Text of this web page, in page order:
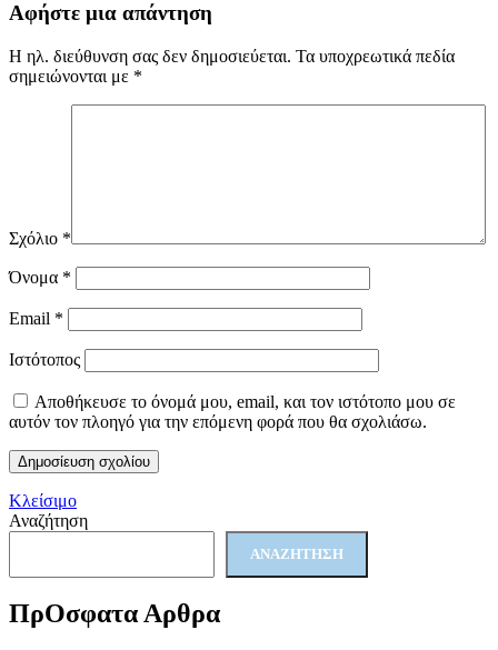
Αφήστε μια απάντηση
Η ηλ. διεύθυνση σας δεν δημοσιεύεται. Τα υποχρεωτικά πεδία
σημειώνονται με *
Σχόλιο *
Όνομα *
Email *
Ιστότοπος
Αποθήκευσε το όνομά μου, email, και τον ιστότοπο μου σε
αυτόν τον πλοηγό για την επόμενη φορά που θα σχολιάσω.
Κλείσιμο
Αναζήτηση
ΑΝΑΖΉΤΗΣΗ
ΠρΟσφατα Αρθρα